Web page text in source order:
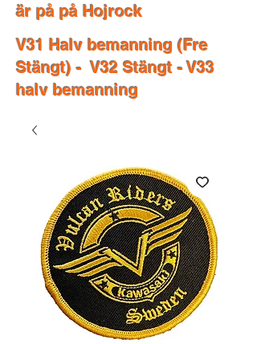
är på på Hojrock
V31 Halv bemanning (Fre
Stängt) - V32 Stängt - V33
halv bemanning